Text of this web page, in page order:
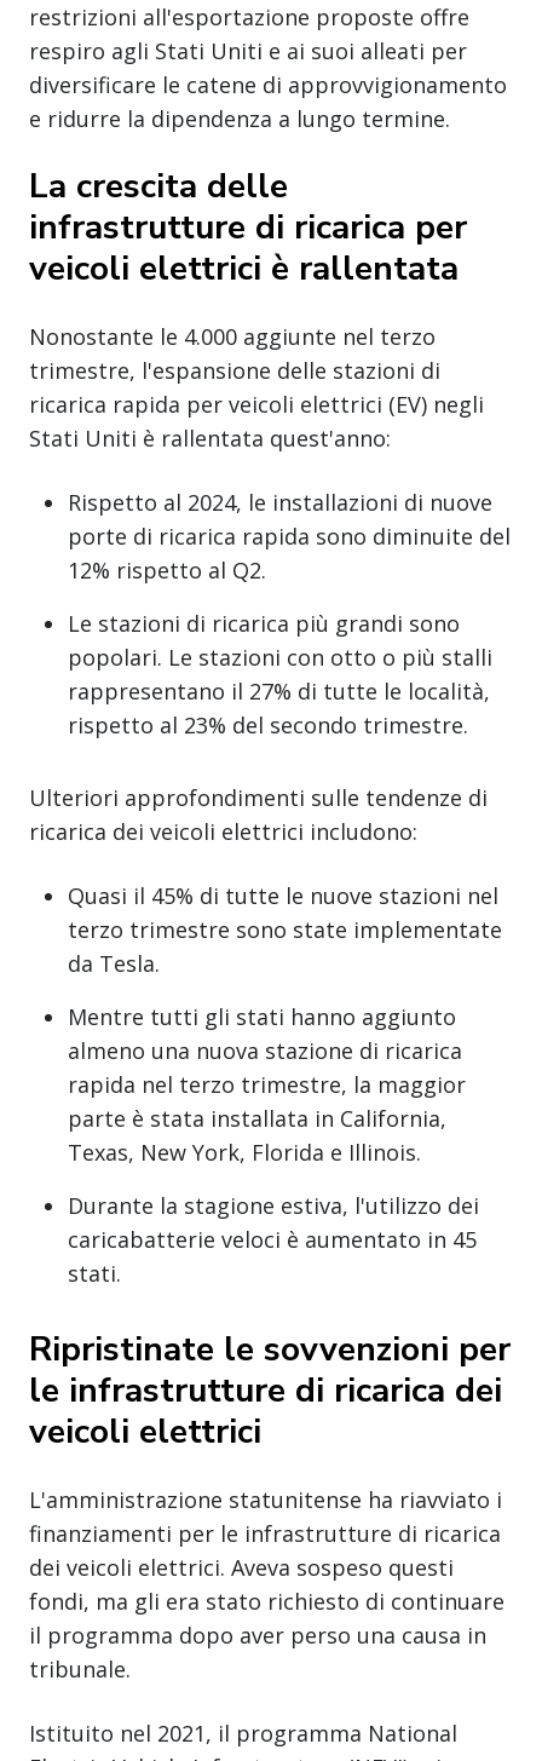
restrizioni all'esportazione proposte offre
respiro agli Stati Uniti e ai suoi alleati per
diversificare le catene di approvvigionamento
e ridurre la dipendenza a lungo termine.
La crescita delle
infrastrutture di ricarica per
veicoli elettrici è rallentata
Nonostante le 4.000 aggiunte nel terzo
trimestre, l'espansione delle stazioni di
ricarica rapida per veicoli elettrici (EV) negli
Stati Uniti è rallentata quest'anno:
Rispetto al 2024, le installazioni di nuove
porte di ricarica rapida sono diminuite del
12% rispetto al Q2.
Le stazioni di ricarica più grandi sono
popolari. Le stazioni con otto o più stalli
rappresentano il 27% di tutte le località,
rispetto al 23% del secondo trimestre.
Ulteriori approfondimenti sulle tendenze di
ricarica dei veicoli elettrici includono:
Quasi il 45% di tutte le nuove stazioni nel
terzo trimestre sono state implementate
da Tesla.
Mentre tutti gli stati hanno aggiunto
almeno una nuova stazione di ricarica
rapida nel terzo trimestre, la maggior
parte è stata installata in California,
Texas, New York, Florida e Illinois.
Durante la stagione estiva, l'utilizzo dei
caricabatterie veloci è aumentato in 45
stati.
Ripristinate le sovvenzioni per
le infrastrutture di ricarica dei
veicoli elettrici
L'amministrazione statunitense ha riavviato i
finanziamenti per le infrastrutture di ricarica
dei veicoli elettrici. Aveva sospeso questi
fondi, ma gli era stato richiesto di continuare
il programma dopo aver perso una causa in
tribunale.
Istituito nel 2021, il programma National